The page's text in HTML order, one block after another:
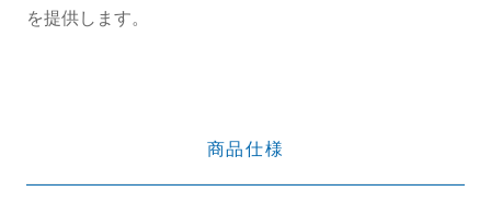
を提供します。
商品仕様